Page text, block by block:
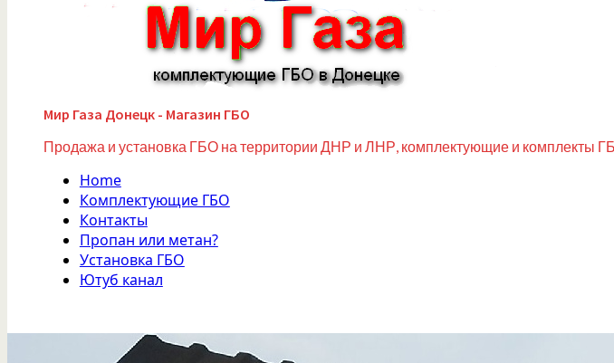
Мир Газа Донецк - Магазин ГБО
Продажа и установка ГБО на территории ДНР и ЛНР, комплектующие и комплекты
Home
Комплектующие ГБО
Контакты
Пропан или метан?
Установка ГБО
Ютуб канал